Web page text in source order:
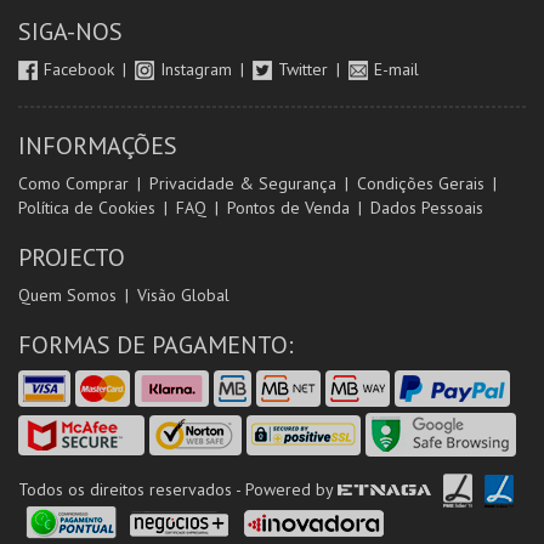
SIGA-NOS
Facebook Instagram Twitter E-mail
INFORMAÇÕES
Como Comprar Privacidade & Segurança
Condições Gerais
Política de Cookies
FAQ Pontos de Venda Dados Pessoais
PROJECTO
Quem Somos Visão Global
FORMAS DE PAGAMENTO:
Todos os direitos reservados - Powered by ETNAGA